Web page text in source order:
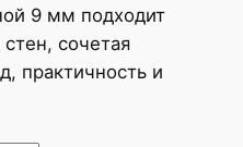
9 мм подходит
сочетая
практичность и